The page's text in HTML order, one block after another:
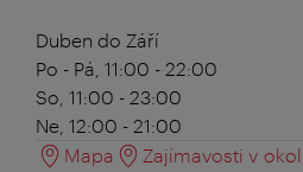
Duben do Září
Po - Pá, 11:00 - 22:00
So, 11:00 - 23:00
Ne, 12:00 - 21:00
Mapa
Zajímavosti v